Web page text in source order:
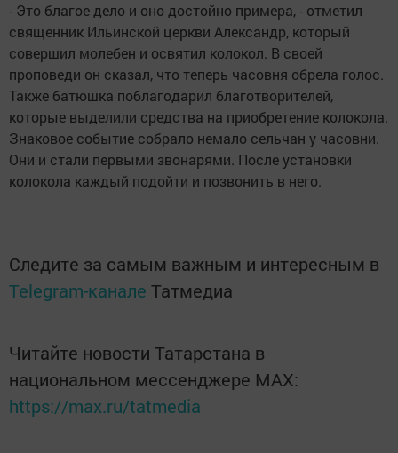
- Это благое дело и оно достойно примера, - отметил
священник Ильинской церкви Александр, который
совершил молебен и освятил колокол. В своей
проповеди он сказал, что теперь часовня обрела голос.
Также батюшка поблагодарил благотворителей,
которые выделили средства на приобретение колокола.
Знаковое событие собрало немало сельчан у часовни.
Они и стали первыми звонарями. После установки
колокола каждый подойти и позвонить в него.
Следите за самым важным и интересным в
Telegram-канале Татмедиа
Читайте новости Татарстана в
национальном мессенджере MАХ:
https://max.ru/tatmedia